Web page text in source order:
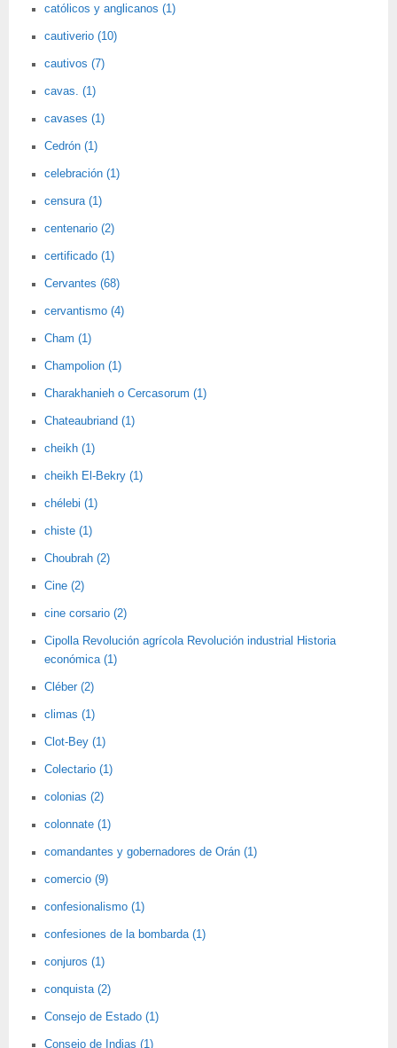
católicos y anglicanos (1)
cautiverio (10)
cautivos (7)
cavas. (1)
cavases (1)
Cedrón (1)
celebración (1)
censura (1)
centenario (2)
certificado (1)
Cervantes (68)
cervantismo (4)
Cham (1)
Champolion (1)
Charakhanieh o Cercasorum (1)
Chateaubriand (1)
cheikh (1)
cheikh El-Bekry (1)
chélebi (1)
chiste (1)
Choubrah (2)
Cine (2)
cine corsario (2)
Cipolla Revolución agrícola Revolución industrial Historia
económica (1)
Cléber (2)
climas (1)
Clot-Bey (1)
Colectario (1)
colonias (2)
colonnate (1)
comandantes y gobernadores de Orán (1)
comercio (9)
confesionalismo (1)
confesiones de la bombarda (1)
conjuros (1)
conquista (2)
Consejo de Estado (1)
Consejo de Indias (1)